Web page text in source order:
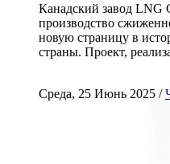
Канадский завод LNG
производство
новую страницу в
страны. Проект,
Среда, 25 Июнь 2025 /